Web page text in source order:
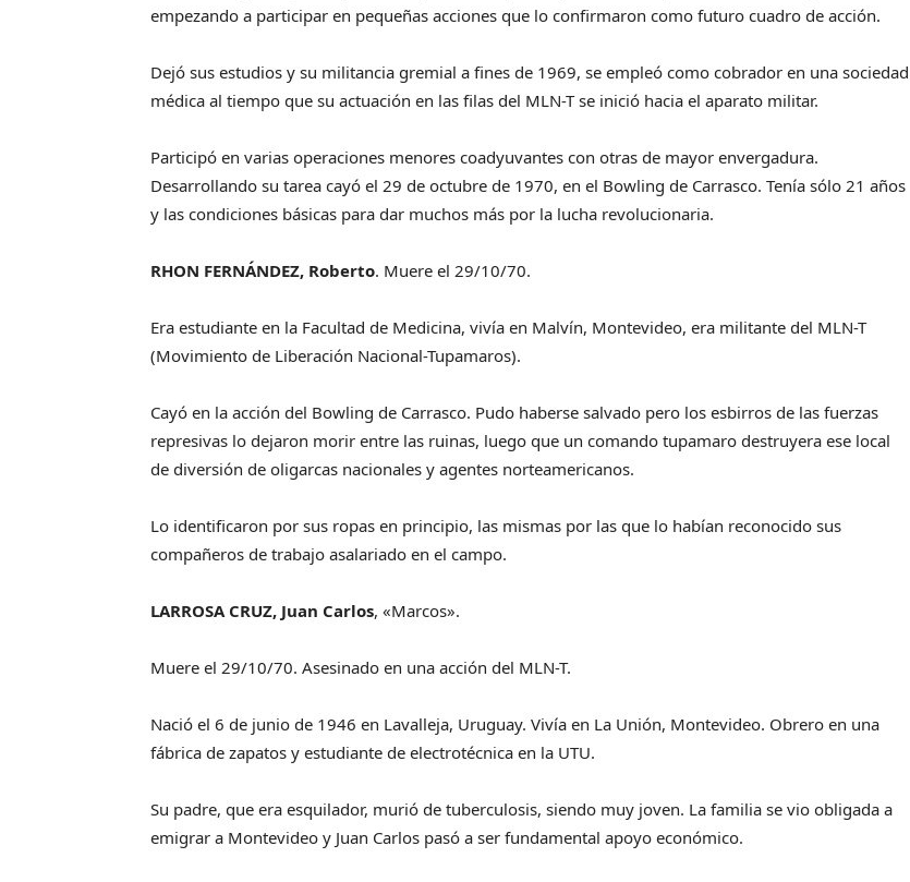
empezando a participar en pequeñas acciones que lo confirmaron como futuro cuadro de acción.
Dejó sus estudios y su militancia gremial a fines de 1969, se empleó como cobrador en una sociedad
médica al tiempo que su actuación en las filas del MLN-T se inició hacia el aparato militar.
Participó en varias operaciones menores coadyuvantes con otras de mayor envergadura.
Desarrollando su tarea cayó el 29 de octubre de 1970, en el Bowling de Carrasco. Tenía sólo 21 años
y las condiciones básicas para dar muchos más por la lucha revolucionaria.
RHON FERNÁNDEZ, Roberto. Muere el 29/10/70.
Era estudiante en la Facultad de Medicina, vivía en Malvín, Montevideo, era militante del MLN-T
(Movimiento de Liberación Nacional-Tupamaros).
Cayó en la acción del Bowling de Carrasco. Pudo haberse salvado pero los esbirros de las fuerzas
represivas lo dejaron morir entre las ruinas, luego que un comando tupamaro destruyera ese local
de diversión de oligarcas nacionales y agentes norteamericanos.
Lo identificaron por sus ropas en principio, las mismas por las que lo habían reconocido sus
compañeros de trabajo asalariado en el campo.
LARROSA CRUZ, Juan Carlos, «Marcos».
Muere el 29/10/70. Asesinado en una acción del MLN-T.
Nació el 6 de junio de 1946 en Lavalleja, Uruguay. Vivía en La Unión, Montevideo. Obrero en una
fábrica de zapatos y estudiante de electrotécnica en la UTU.
Su padre, que era esquilador, murió de tuberculosis, siendo muy joven. La familia se vio obligada a
emigrar a Montevideo y Juan Carlos pasó a ser fundamental apoyo económico.